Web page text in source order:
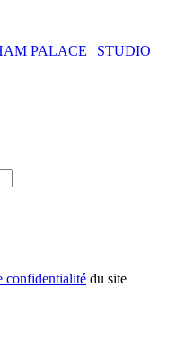
confidentialité du site